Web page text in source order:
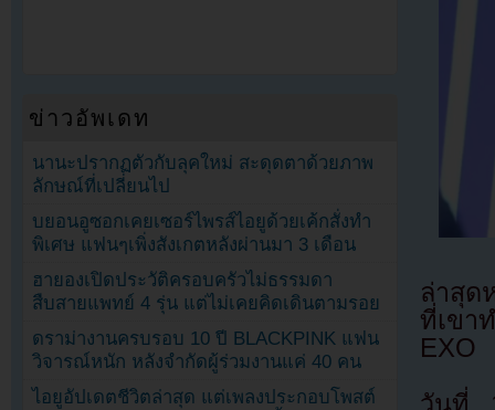
ล่าสุด
ที่เขา
EXO
วันที่
ข่าวอัพเดท
นานะปรากฏตัวกับลุคใหม่ สะดุดตาด้วยภาพ
ลักษณ์ที่เปลี่ยนไป
บยอนอูซอกเคยเซอร์ไพรส์ไอยูด้วยเค้กสั่งทำ
พิเศษ แฟนๆเพิ่งสังเกตหลังผ่านมา 3 เดือน
ฮายองเปิดประวัติครอบครัวไม่ธรรมดา
สืบสายแพทย์ 4 รุ่น แต่ไม่เคยคิดเดินตามรอย
ดราม่างานครบรอบ 10 ปี BLACKPINK แฟน
วิจารณ์หนัก หลังจำกัดผู้ร่วมงานแค่ 40 คน
ไอยูอัปเดตชีวิตล่าสุด แต่เพลงประกอบโพสต์